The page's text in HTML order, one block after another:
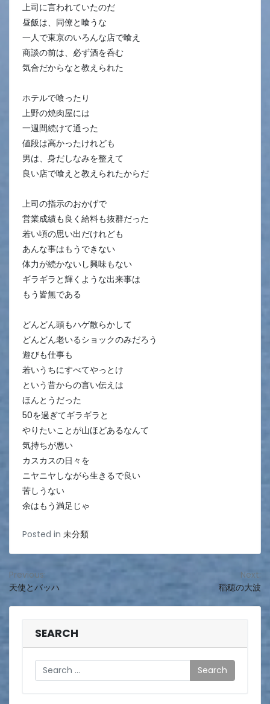
上司に言われていたのだ
昼飯は、同僚と喰うな
一人で東京のいろんな店で喰え
商談の前は、必ず酒を呑む
気合だからなと教えられた
ホテルで喰ったり
上野の焼肉屋には
一週間続けて通った
値段は高かったけれども
男は、身だしなみを整えて
良い店で喰えと教えられたからだ
上司の指示のおかげで
営業成績も良く給料も抜群だった
若い頃の思い出だけれども
あんな事はもうできない
体力が続かないし興味もない
ギラギラと輝くような出来事は
もう皆無である
どんどん頭もハゲ散らかして
どんどん老いるショックのみだろう
遊びも仕事も
若いうちにすべてやっとけ
という昔からの言い伝えは
ほんとうだった
50を過ぎてギラギラと
やりたいことが山ほどあるなんて
気持ちが悪い
カスカスの日々を
ニヤニヤしながら生きるで良い
苦しうない
余はもう満足じゃ
Posted in 未分類
投
稿
Previous:
天使とバッハ
Next:
稲穂の大波
SEARCH
Search